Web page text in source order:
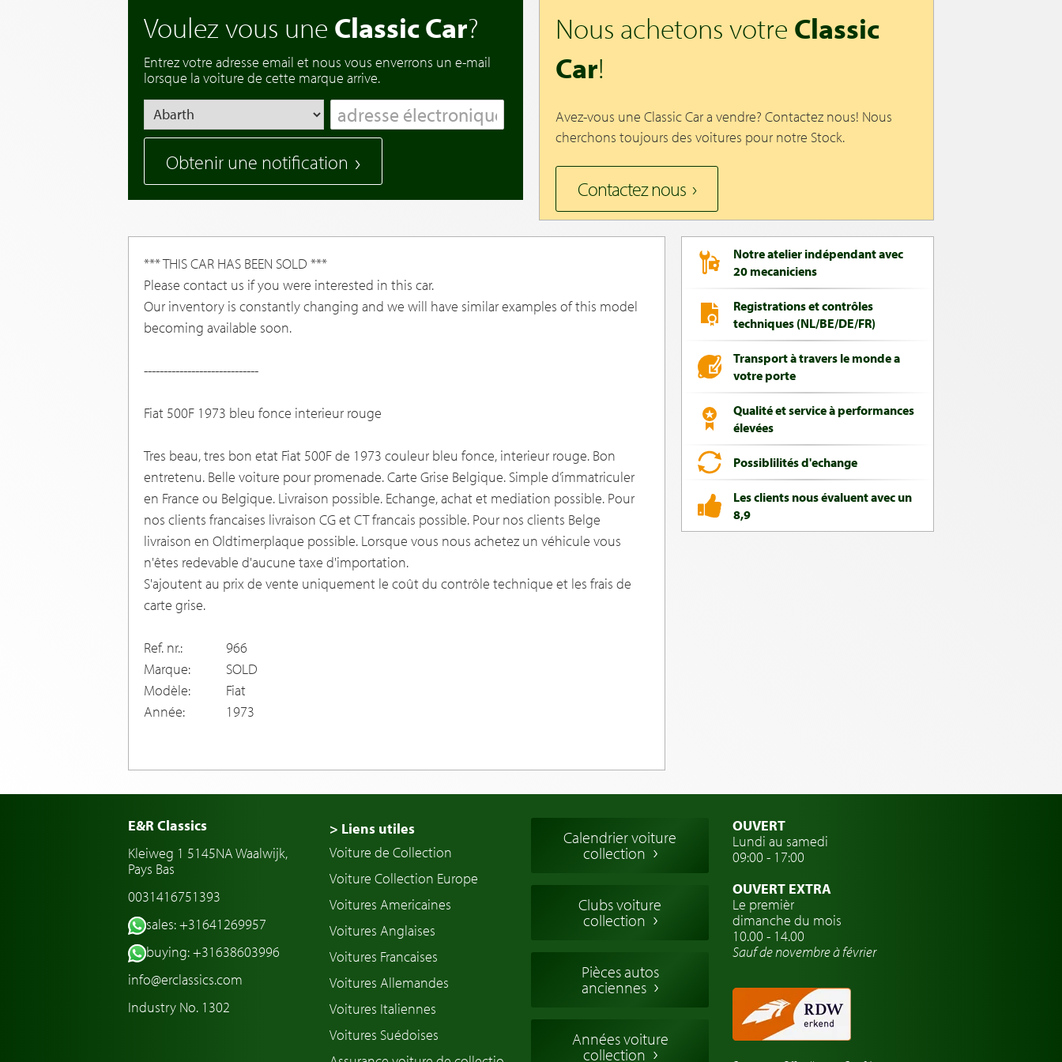
Voulez vous une Classic Car?
Entrez votre adresse email et nous vous enverrons un e-mail
lorsque la voiture de cette marque arrive.
Obtenir une notification
Nous achetons votre Classic
Car!
Avez-vous une Classic Car a vendre? Contactez nous! Nous
cherchons toujours des voitures pour notre Stock.
Contactez nous
*** THIS CAR HAS BEEN SOLD ***
Please contact us if you were interested in this car.
Our inventory is constantly changing and we will have similar examples of this model
becoming available soon.
-----------------------------
Fiat 500F 1973 bleu fonce interieur rouge
Tres beau, tres bon etat Fiat 500F de 1973 couleur bleu fonce, interieur rouge. Bon
entretenu. Belle voiture pour promenade. Carte Grise Belgique. Simple d’immatriculer
en France ou Belgique. Livraison possible. Echange, achat et mediation possible. Pour
nos clients francaises livraison CG et CT francais possible. Pour nos clients Belge
livraison en Oldtimerplaque possible. Lorsque vous nous achetez un véhicule vous
n'êtes redevable d'aucune taxe d'importation.
S'ajoutent au prix de vente uniquement le coût du contrôle technique et les frais de
carte grise.
Ref. nr.:
966
Marque:
SOLD
Modèle:
Fiat
Année:
1973
Notre atelier indépendant avec
20 mecaniciens
Registrations et contrôles
techniques (NL/BE/DE/FR)
Transport à travers le monde a
votre porte
Qualité et service à performances
élevées
Possiblilités d'echange
Les clients nous évaluent avec un
8,9
E&R Classics
Kleiweg 1 5145NA Waalwijk,
Pays Bas
0031416751393
sales: +31641269957
buying: +31638603996
info@erclassics.com
Industry No. 1302
> Liens utiles
Voiture de Collection
Voiture Collection Europe
Voitures Americaines
Voitures Anglaises
Voitures Francaises
Voitures Allemandes
Voitures Italiennes
Voitures Suédoises
Calendrier voiture
collection
Clubs voiture
collection
Pièces autos
anciennes
Années voiture
collection
OUVERT
Lundi au samedi
09:00 - 17:00
OUVERT EXTRA
Le premièr
dimanche du mois
10.00 - 14.00
Sauf de novembre à février